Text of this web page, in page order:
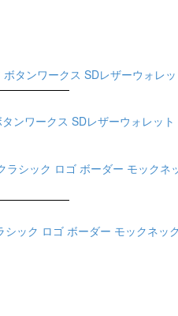
ンワークス SDレザーウォレット
ック ロゴ ボーダー モックネッ